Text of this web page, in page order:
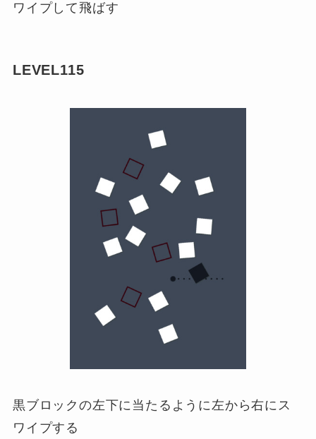
ワイプして飛ばす
LEVEL115
黒ブロックの左下に当たるように左から右にス
ワイプする